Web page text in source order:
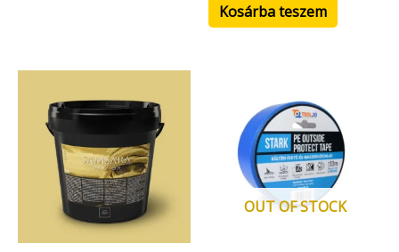
Kosárba teszem
OUT OF STOCK